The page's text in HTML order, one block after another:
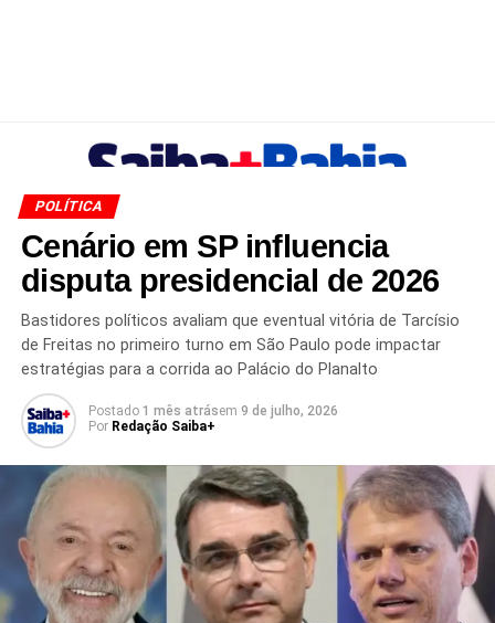
POLÍTICA
Cenário em SP influencia
disputa presidencial de 2026
Bastidores políticos avaliam que eventual vitória de Tarcísio
de Freitas no primeiro turno em São Paulo pode impactar
estratégias para a corrida ao Palácio do Planalto
Postado 1 mês atrásem 9 de julho, 2026
Por Redação Saiba+